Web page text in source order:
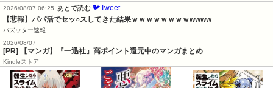
2026/08/07 06:25
あとで読む 🐦Tweet
【悲報】パパ活でセッ○スしてきた結果ｗｗｗｗｗｗｗｗwwww
バズッター速報
2026/08/07
[PR] 【マンガ】『一迅社』高ポイント還元中のマンガまとめ
Kindleストア